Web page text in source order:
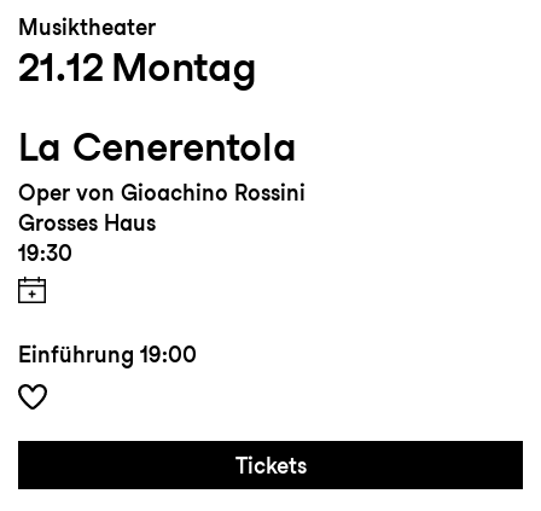
Musiktheater
21.12 Montag
La Cenerentola
Oper von Gioachino Rossini
Grosses Haus
19:30
Einführung 19:00
Tickets